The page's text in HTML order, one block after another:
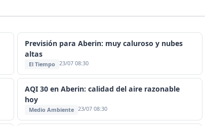
Previsión para Aberin: muy caluroso y nubes
altas
El Tiempo 23/07 08:30
AQI 30 en Aberin: calidad del aire razonable
hoy
Medio Ambiente 23/07 08:30